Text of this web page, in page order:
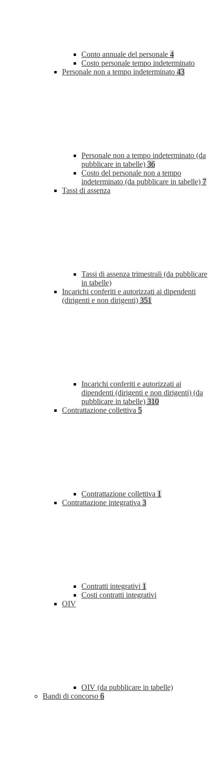
Conto annuale del personale 4
Costo personale tempo indeterminato
Personale non a tempo indeterminato 43
Personale non a tempo indeterminato (da
pubblicare in tabelle) 36
Costo del personale non a tempo
indeterminato (da pubblicare in tabelle) 7
Tassi di assenza
Tassi di assenza trimestrali (da pubblicare
in tabelle)
Incarichi conferiti e autorizzati ai dipendenti
(dirigenti e non dirigenti) 351
Incarichi conferiti e autorizzati ai
dipendenti (dirigenti e non dirigenti) (da
pubblicare in tabelle) 310
Contrattazione collettiva 5
Contrattazione collettiva 1
Contrattazione integrativa 3
Contratti integrativi 1
Costi contratti integrativi
OIV
OIV (da pubblicare in tabelle)
Bandi di concorso 6